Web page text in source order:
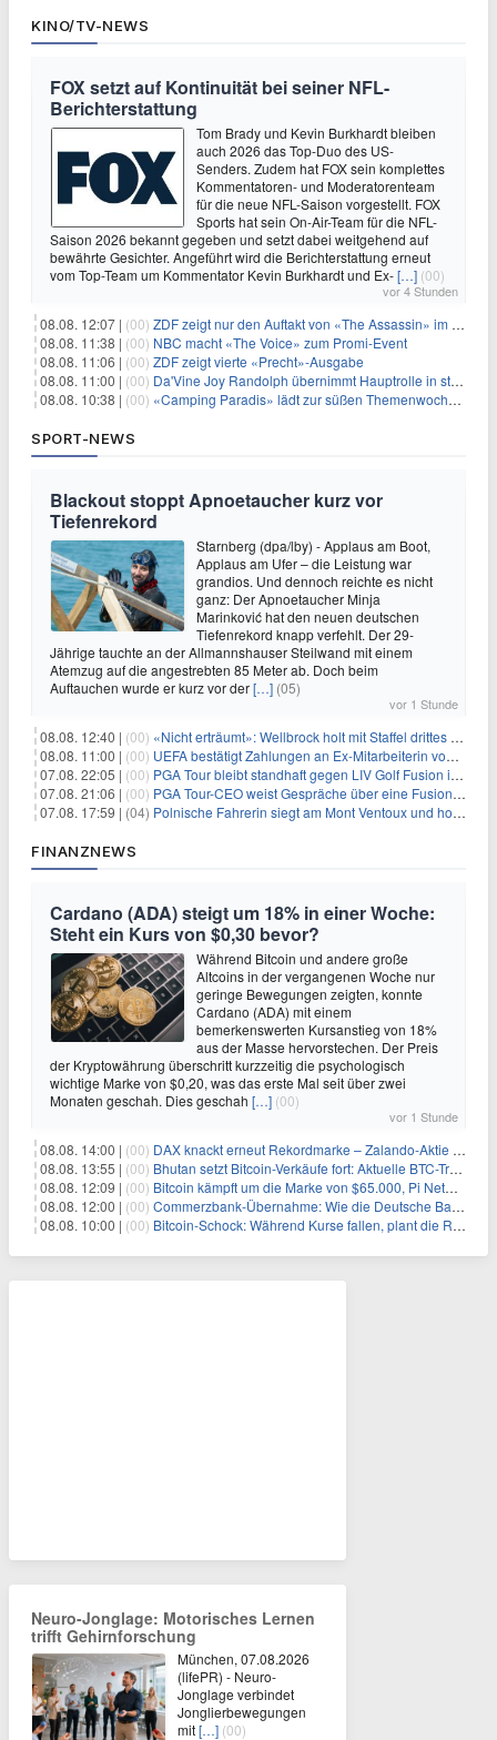
KINO/TV-NEWS
FOX setzt auf Kontinuität bei seiner NFL-
Berichterstattung
Tom Brady und Kevin Burkhardt bleiben
auch 2026 das Top-Duo des US-
Senders. Zudem hat FOX sein komplettes
Kommentatoren- und Moderatorenteam
für die neue NFL-Saison vorgestellt. FOX
Sports hat sein On-Air-Team für die NFL-
Saison 2026 bekannt gegeben und setzt dabei weitgehend auf
bewährte Gesichter. Angeführt wird die Berichterstattung erneut
vom Top-Team um Kommentator Kevin Burkhardt und Ex-[…] (00)
vor 4 Stunden
08.08. 12:07 | (00) ZDF zeigt nur den Auftakt von «The Assassin» im Fernsehen
08.08. 11:38 | (00) NBC macht «The Voice» zum Promi-Event
08.08. 11:06 | (00) ZDF zeigt vierte «Precht»-Ausgabe
08.08. 11:00 | (00) Da'Vine Joy Randolph übernimmt Hauptrolle in starbesetzter schwarzer Komödie
08.08. 10:38 | (00) «Camping Paradis» lädt zur süßen Themenwoche ein
SPORT-NEWS
Blackout stoppt Apnoetaucher kurz vor
Tiefenrekord
Starnberg (dpa/lby) - Applaus am Boot,
Applaus am Ufer – die Leistung war
grandios. Und dennoch reichte es nicht
ganz: Der Apnoetaucher Minja
Marinković hat den neuen deutschen
Tiefenrekord knapp verfehlt. Der 29-
Jährige tauchte an der Allmannshauser Steilwand mit einem
Atemzug auf die angestrebten 85 Meter ab. Doch beim
Auftauchen wurde er kurz vor der[…] (05)
vor 1 Stunde
08.08. 12:40 | (00) «Nicht erträumt»: Wellbrock holt mit Staffel drittes EM-Gold
08.08. 11:00 | (00) UEFA bestätigt Zahlungen an Ex-Mitarbeiterin von Infantino
07.08. 22:05 | (00) PGA Tour bleibt standhaft gegen LIV Golf Fusion in einem sich wandelnden Sportumfeld
07.08. 21:06 | (00) PGA Tour-CEO weist Gespräche über eine Fusion mit LIV Golf zurück und bekräftigt die Wettbewerbslandschaft
07.08. 17:59 | (04) Polnische Fahrerin siegt am Mont Ventoux und holt Tour-Gelb
FINANZNEWS
Cardano (ADA) steigt um 18% in einer Woche:
Steht ein Kurs von $0,30 bevor?
Während Bitcoin und andere große
Altcoins in der vergangenen Woche nur
geringe Bewegungen zeigten, konnte
Cardano (ADA) mit einem
bemerkenswerten Kursanstieg von 18%
aus der Masse hervorstechen. Der Preis
der Kryptowährung überschritt kurzzeitig die psychologisch
wichtige Marke von $0,20, was das erste Mal seit über zwei
Monaten geschah. Dies geschah […] (00)
vor 1 Stunde
08.08. 14:00 | (00) DAX knackt erneut Rekordmarke – Zalando-Aktie crasht nach Quartalszahlen
08.08. 13:55 | (00) Bhutan setzt Bitcoin-Verkäufe fort: Aktuelle BTC-Transaktionen
08.08. 12:09 | (00) Bitcoin kämpft um die Marke von $65.000, Pi Network gewinnt an Unterstützung
08.08. 12:00 | (00) Commerzbank-Übernahme: Wie die Deutsche Bank im Schatten zum großen Gewinner wird
08.08. 10:00 | (00) Bitcoin-Schock: Während Kurse fallen, plant die Regierung die Steuer-Bombe
Neuro-Jonglage: Motorisches Lernen
trifft Gehirnforschung
München, 07.08.2026
(lifePR) - Neuro-
Jonglage verbindet
Jonglierbewegungen
mit[…] (00)